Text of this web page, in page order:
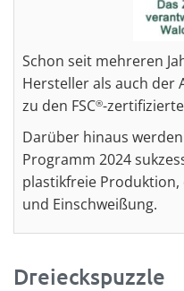
Schon seit mehreren
Hersteller als auch der
zu den FSC®-
Darüber hinaus werden
Programm 2024
plastikfreie
und Einschweißung.
Dreieckspuzzle